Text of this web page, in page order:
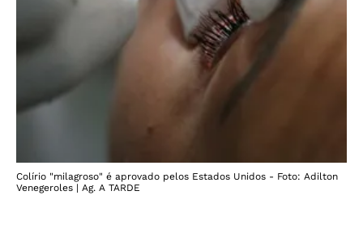
Colírio "milagroso" é aprovado pelos Estados Unidos - Foto: Adilton
Venegeroles | Ag. A TARDE